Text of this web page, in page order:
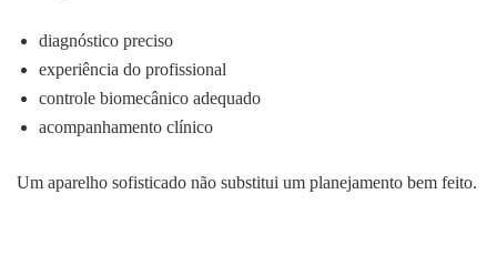
diagnóstico preciso
experiência do profissional
controle biomecânico adequado
acompanhamento clínico
Um aparelho sofisticado não substitui um planejamento bem feito.